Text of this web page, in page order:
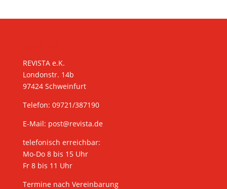
REVISTA e.K.
Londonstr. 14b
97424 Schweinfurt
Telefon: 09721/387190
E-Mail: post@revista.de
telefonisch erreichbar:
Mo-Do 8 bis 15 Uhr
Fr 8 bis 11 Uhr
Termine nach Vereinbarung